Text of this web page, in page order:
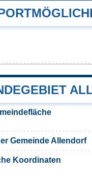
Gemeinde Allendorf
Koordinaten